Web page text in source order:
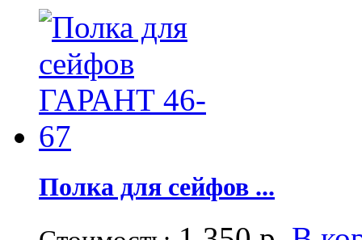
Полка для сейфов ...